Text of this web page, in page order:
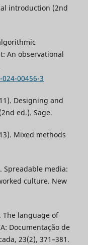
introduction (2nd
An observational
00456-3
Designing and
ed.). Sage.
Mixed methods
Spreadable media:
culture. New
The language of
Documentação de
23(2), 371–381.